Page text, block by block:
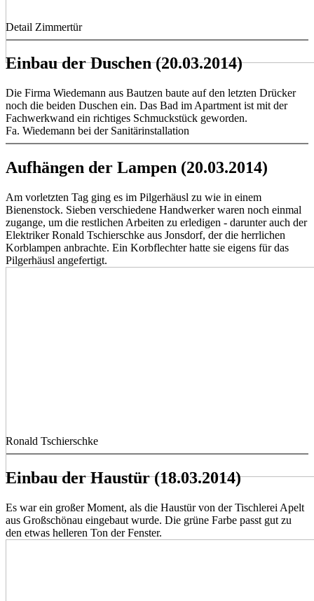
Detail Zimmertür
Einbau der Duschen (20.03.2014)
Die Firma Wiedemann aus Bautzen baute auf den letzten Drücker
noch die beiden Duschen ein. Das Bad im Apartment ist mit der
Fachwerkwand ein richtiges Schmuckstück geworden.
Fa. Wiedemann bei der Sanitärinstallation
Aufhängen der Lampen (20.03.2014)
Am vorletzten Tag ging es im Pilgerhäusl zu wie in einem
Bienenstock. Sieben verschiedene Handwerker waren noch einmal
zugange, um die restlichen Arbeiten zu erledigen - darunter auch der
Elektriker Ronald Tschierschke aus Jonsdorf, der die herrlichen
Korblampen anbrachte. Ein Korbflechter hatte sie eigens für das
Pilgerhäusl angefertigt.
Ronald Tschierschke
Einbau der Haustür (18.03.2014)
Es war ein großer Moment, als die Haustür von der Tischlerei Apelt
aus Großschönau eingebaut wurde. Die grüne Farbe passt gut zu
den etwas helleren Ton der Fenster.